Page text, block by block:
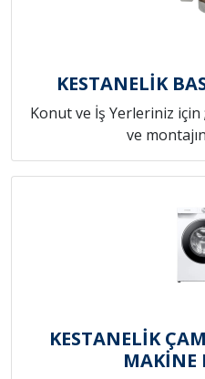
KESTANELİK
Konut ve İş Yerleriniz için
ve
KESTANELİK
MAKİNE